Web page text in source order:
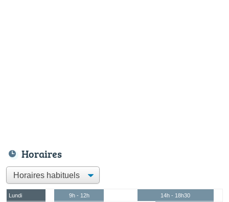
Horaires
Lundi 9h - 12h
14h - 18h30